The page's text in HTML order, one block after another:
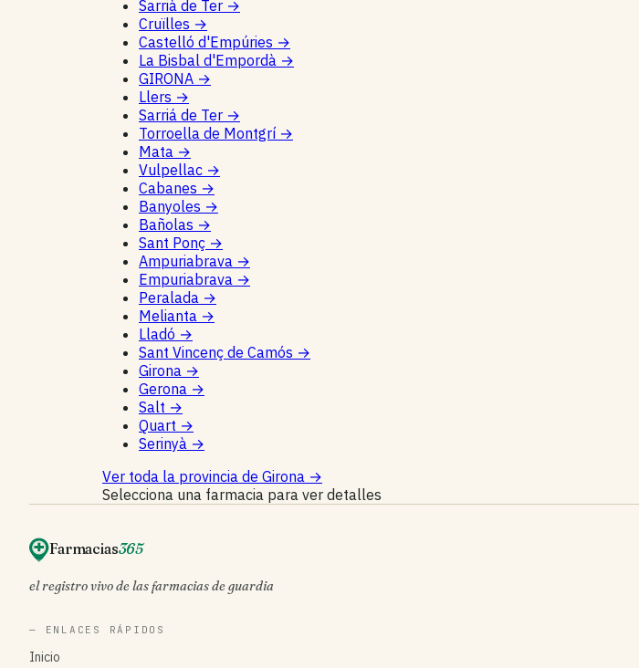
Sarrià de Ter →
Cruïlles →
Castelló d'Empúries →
La Bisbal d'Empordà →
GIRONA →
Llers →
Sarriá de Ter →
Torroella de Montgrí →
Mata →
Vulpellac →
Cabanes →
Banyoles →
Bañolas →
Sant Ponç →
Ampuriabrava →
Empuriabrava →
Peralada →
Melianta →
Lladó →
Sant Vincenç de Camós →
Girona →
Gerona →
Salt →
Quart →
Serinyà →
Ver toda la provincia de Girona →
Selecciona una farmacia para ver detalles
Farmacias365
el registro vivo de las farmacias de guardia
— ENLACES RÁPIDOS
Inicio